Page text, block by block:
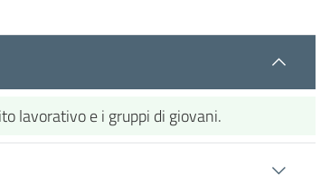
lavorativo e i gruppi di giovani.